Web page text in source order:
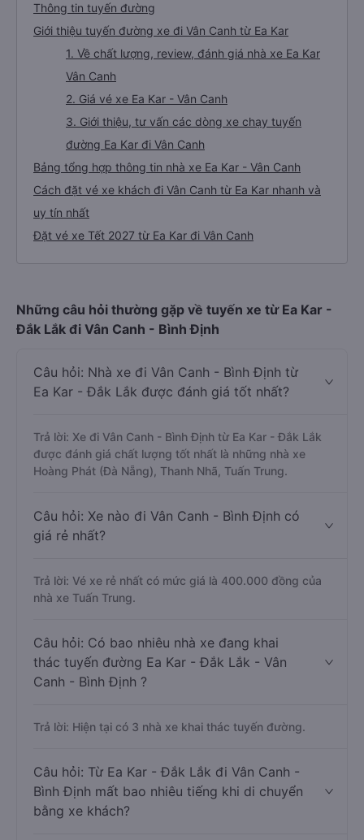
Thông tin tuyến đường
Giới thiệu tuyến đường xe đi Vân Canh từ Ea Kar
1. Về chất lượng, review, đánh giá nhà xe Ea Kar
Vân Canh
2. Giá vé xe Ea Kar - Vân Canh
3. Giới thiệu, tư vấn các dòng xe chạy tuyến
đường Ea Kar đi Vân Canh
Bảng tổng hợp thông tin nhà xe Ea Kar - Vân Canh
Cách đặt vé xe khách đi Vân Canh từ Ea Kar nhanh và
uy tín nhất
Đặt vé xe Tết 2027 từ Ea Kar đi Vân Canh
Những câu hỏi thường gặp về tuyến xe từ Ea Kar -
Đắk Lắk đi Vân Canh - Bình Định
Câu hỏi: Nhà xe đi Vân Canh - Bình Định từ
Ea Kar - Đắk Lắk được đánh giá tốt nhất?
Trả lời: Xe đi Vân Canh - Bình Định từ Ea Kar - Đắk Lắk
được đánh giá chất lượng tốt nhất là những nhà xe
Hoàng Phát (Đà Nẵng), Thanh Nhã, Tuấn Trung.
Câu hỏi: Xe nào đi Vân Canh - Bình Định có
giá rẻ nhất?
Trả lời: Vé xe rẻ nhất có mức giá là 400.000 đồng của
nhà xe Tuấn Trung.
Câu hỏi: Có bao nhiêu nhà xe đang khai
thác tuyến đường Ea Kar - Đắk Lắk - Vân
Canh - Bình Định ?
Trả lời: Hiện tại có 3 nhà xe khai thác tuyến đường.
Câu hỏi: Từ Ea Kar - Đắk Lắk đi Vân Canh -
Bình Định mất bao nhiêu tiếng khi di chuyển
bằng xe khách?